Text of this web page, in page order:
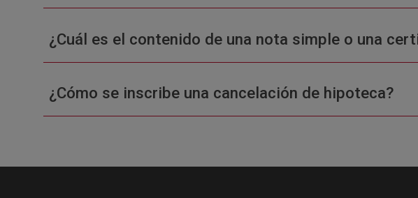
¿Cuál es el contenido de una nota simple o una
¿Cómo se inscribe una cancelación de hipoteca?